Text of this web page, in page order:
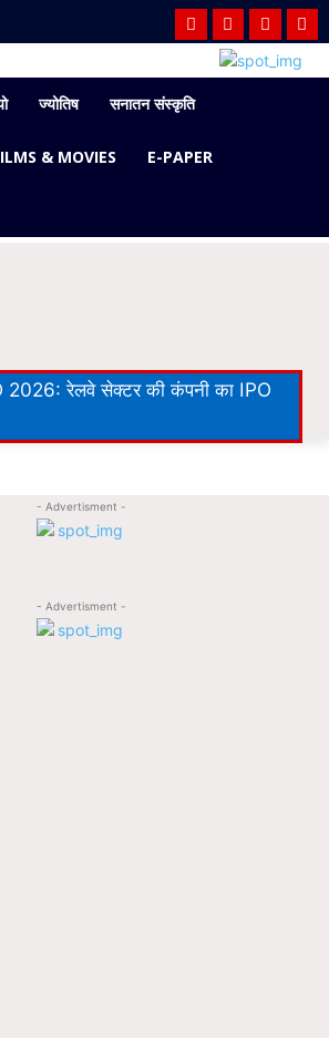
ज्योतिष सनातन संस्कृति
& MOVIES E-PAPER
रेलवे सेक्टर की कंपनी का IPO
- Advertisment -
- Advertisment -